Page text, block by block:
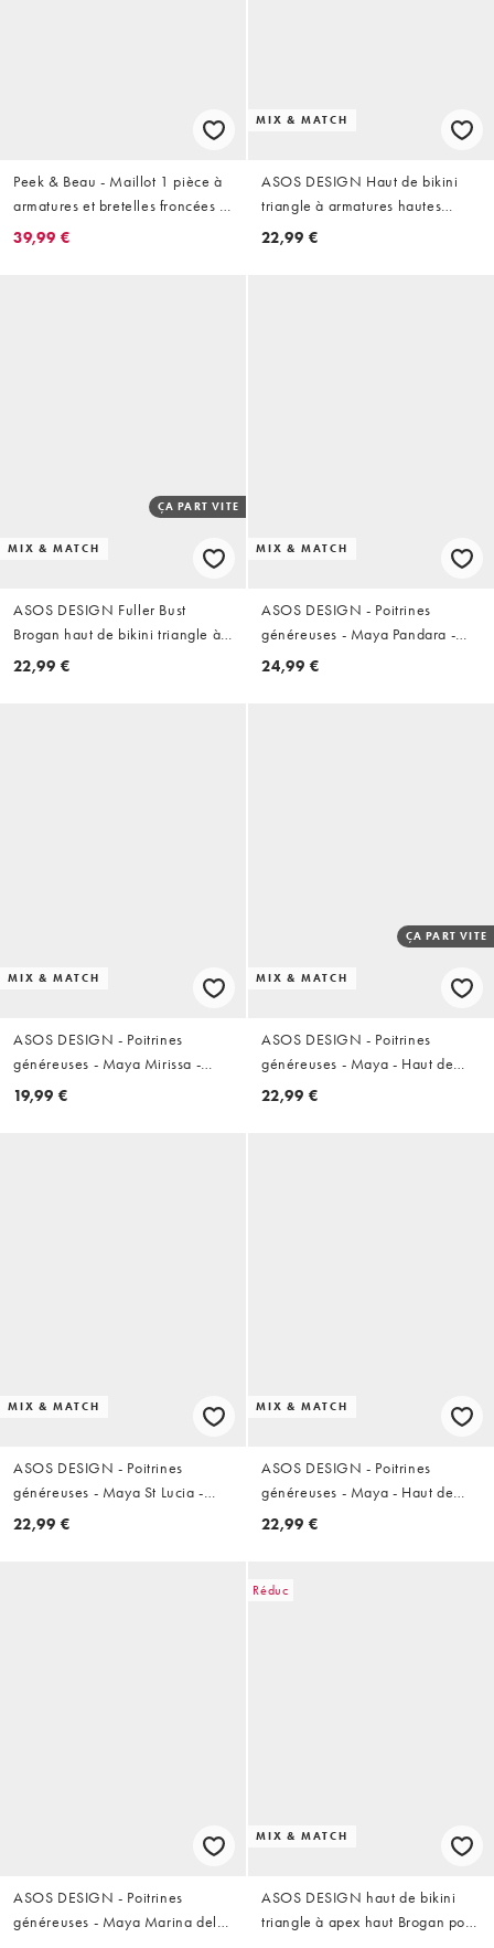
Peek & Beau - Maillot 1 pièce à
armatures et bretelles froncées -
Ivoire
39,99 €
MIX & MATCH
ASOS DESIGN Haut de bikini
triangle à armatures hautes
Imogen à carreaux jaunes pour
22,99 €
MIX & MATCH
ÇA PART VITE
ASOS DESIGN Fuller Bust
Brogan haut de bikini triangle à
apex haut imprimé palmier
22,99 €
MIX & MATCH
ASOS DESIGN - Poitrines
généreuses - Maya Pandara -
Haut de bikini à décolleté
24,99 €
MIX & MATCH
ASOS DESIGN - Poitrines
généreuses - Maya Mirissa -
Haut de bikini brassière à
19,99 €
MIX & MATCH
ÇA PART VITE
ASOS DESIGN - Poitrines
généreuses - Maya - Haut de
bikini plongeant noué devant -
22,99 €
MIX & MATCH
ASOS DESIGN - Poitrines
généreuses - Maya St Lucia -
Haut de bikini bandeau à
22,99 €
MIX & MATCH
ASOS DESIGN - Poitrines
généreuses - Maya - Haut de
bikini Alice plongeant noué
22,99 €
ASOS DESIGN - Poitrines
généreuses - Maya Marina del
Réduc
MIX & MATCH
ASOS DESIGN haut de bikini
triangle à apex haut Brogan pour